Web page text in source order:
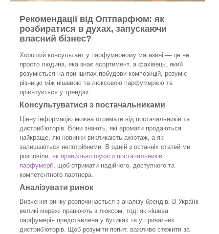
Рекомендації від Оптпарфюм: як
розбиратися в духах, запускаючи
власний бізнес?
Хороший консультант у парфумерному магазині — це не
просто людина, яка знає асортимент, а фахівець, який
розуміється на принципах побудови композицій, розуміє
різницю між нішевою та люксовою парфумерією та
орієнтується у трендах.
Консультуватися з постачальниками
Цінну інформацію можна отримати від постачальників та
дистриб'юторів. Вони знають, які аромати продаються
найкраще, які новинки викликають ажіотаж, а які
залишаються непотрібними. В одній з останніх статей ми
розповіли, як правильно шукати постачальників
парфумерії, щоб отримати надійного, доступного та
компетентного партнера.
Аналізувати ринок
Вивчення ринку розпочинається з аналізу брендів. В Україні
великі мережі працюють з люксом, тоді як нішева
парфумерія представлена у бутиках та у приватних
дистриб'юторів. Щоб розуміти попит, важливо стежити за